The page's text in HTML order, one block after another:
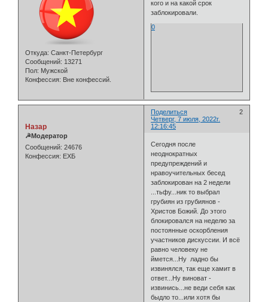
Откуда: Санкт-Петербург
Сообщений: 13271
Пол: Мужской
Конфессия: Вне конфессий.
кого и на какой срок
заблокировали.
0
Поделиться
2
Четверг, 7 июля, 2022г.
12:16:45
Назар
☭Модератор
Сообщений: 24676
Конфессия: ЕХБ
Сегодня после
неоднократных
предупреждений и
нравоучительных бесед
заблокирован на 2 недели
...тьфу...ник то выбрал
грубиян из грубиянов -
Христов Божий. До этого
блокировался на неделю за
постоянные оскорбления
участников дискуссии. И всё
равно человеку не
ймется...Ну ладно бы
извинялся, так еще хамит в
ответ...Ну виноват -
извинись...не веди себя как
быдло то...или хотя бы